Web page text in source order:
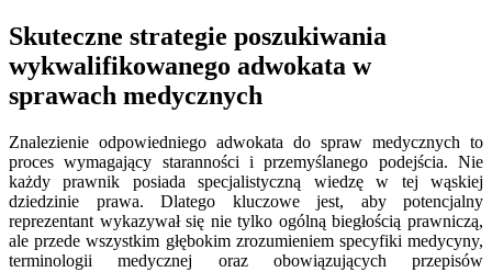
Skuteczne strategie poszukiwania
wykwalifikowanego adwokata w
sprawach medycznych
Znalezienie odpowiedniego adwokata do spraw medycznych to
proces wymagający staranności i przemyślanego podejścia. Nie
każdy prawnik posiada specjalistyczną wiedzę w tej wąskiej
dziedzinie prawa. Dlatego kluczowe jest, aby potencjalny
reprezentant wykazywał się nie tylko ogólną biegłością prawniczą,
ale przede wszystkim głębokim zrozumieniem specyfiki medycyny,
terminologii medycznej oraz obowiązujących przepisów